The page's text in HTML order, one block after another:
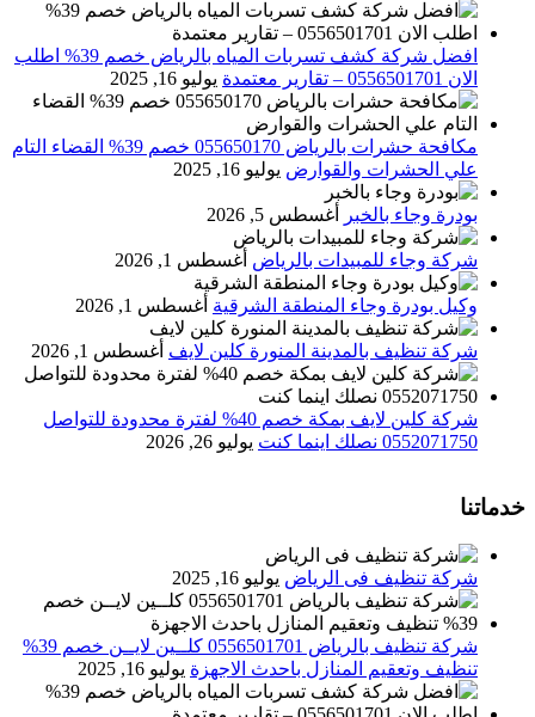
افضل شركة كشف تسربات المياه بالرياض خصم 39% اطلب
الان 0556501701‬‏ – تقارير معتمدة
يوليو 16, 2025
مكافحة حشرات بالرياض 055650170 خصم 39% القضاء التام
علي الحشرات والقوارض يوليو 16, 2025
بودرة وجاء بالخبر أغسطس 5, 2026
شركة وجاء للمبيدات بالرياض أغسطس 1, 2026
وكيل بودرة وجاء المنطقة الشرقية أغسطس 1, 2026
شركة تنظيف بالمدينة المنورة كلين لايف أغسطس 1, 2026
شركة كلين لايف بمكة خصم 40% لفترة محدودة للتواصل
0552071750 نصلك اينما كنت
يوليو 26, 2026
خدماتنا
شركة تنظيف فى الرياض يوليو 16, 2025
شركة تنظيف بالرياض 0556501701 كلــين لايــن خصم 39%
تنظيف وتعقيم المنازل باحدث الاجهزة يوليو 16, 2025